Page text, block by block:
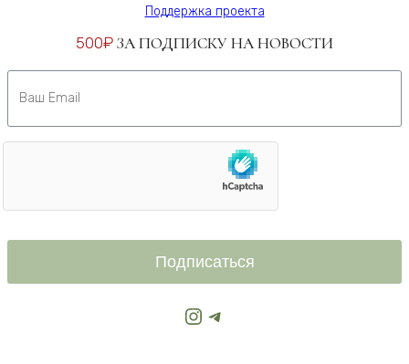
Поддержка проекта
500₽ ЗА ПОДПИСКУ НА НОВОСТИ
Подписаться
Instagram
Telegram